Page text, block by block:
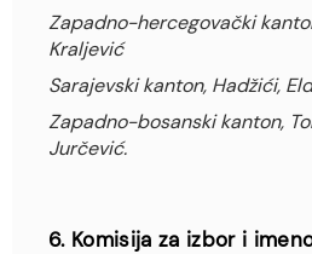
Zapadno-hercegovački
Kraljević
Sarajevski kanton, Hadžići,
Zapadno-bosanski kanton,
Jurčević.
6. Komisija za izbor i